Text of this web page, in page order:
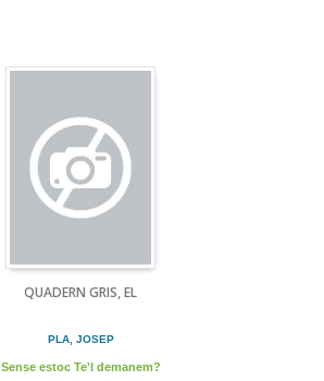
QUADERN GRIS, EL
PLA, JOSEP
Sense estoc Te'l demanem?